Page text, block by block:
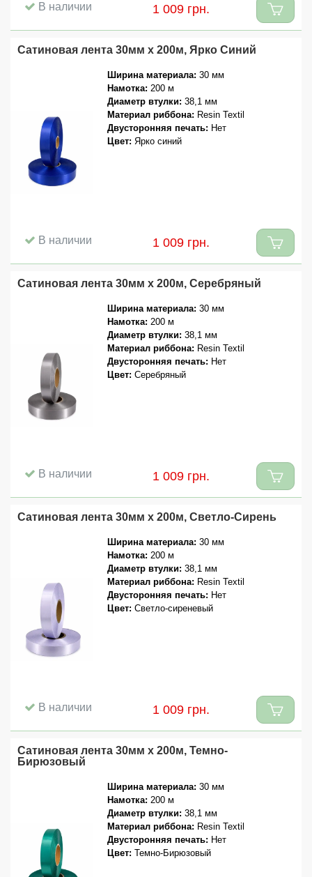
В наличии 1 009 грн.
Сатиновая лента 30мм x 200м, Ярко Синий
Ширина материала: 30 мм
Намотка: 200 м
Диаметр втулки: 38,1 мм
Материал риббона: Resin Textil
Двусторонняя печать: Нет
Цвет: Ярко синий
В наличии 1 009 грн.
Сатиновая лента 30мм x 200м, Серебряный
Ширина материала: 30 мм
Намотка: 200 м
Диаметр втулки: 38,1 мм
Материал риббона: Resin Textil
Двусторонняя печать: Нет
Цвет: Серебряный
В наличии 1 009 грн.
Сатиновая лента 30мм x 200м, Светло-Сирень
Ширина материала: 30 мм
Намотка: 200 м
Диаметр втулки: 38,1 мм
Материал риббона: Resin Textil
Двусторонняя печать: Нет
Цвет: Светло-сиреневый
В наличии 1 009 грн.
Сатиновая лента 30мм x 200м, Темно-
Бирюзовый
Ширина материала: 30 мм
Намотка: 200 м
Диаметр втулки: 38,1 мм
Материал риббона: Resin Textil
Двусторонняя печать: Нет
Цвет: Темно-Бирюзовый